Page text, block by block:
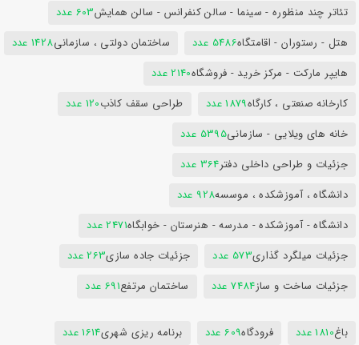
تئاتر چند منظوره - سینما - سالن کنفرانس - سالن همایش603 عدد
هتل - رستوران - اقامتگاه5486 عدد ساختمان دولتی ، سازمانی1428 عدد
هایپر مارکت - مرکز خرید - فروشگاه2140 عدد
کارخانه صنعتی ، کارگاه1879 عدد طراحی سقف کاذب120 عدد
خانه های ویلایی - سازمانی5395 عدد
جزئیات و طراحی داخلی دفتر364 عدد
دانشگاه ، آموزشکده ، موسسه928 عدد
دانشگاه - آموزشکده - مدرسه - هنرستان - خوابگاه2471 عدد
جزئیات میلگرد گذاری573 عدد جزئیات جاده سازی263 عدد
جزئیات ساخت و ساز7484 عدد ساختمان مرتفع691 عدد
باغ1810 عدد فرودگاه609 عدد برنامه ریزی شهری1614 عدد